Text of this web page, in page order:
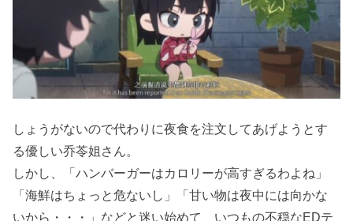
しょうがないので代わりに夜食を注文してあげようとす
る優しい乔苓姐さん。
しかし、「ハンバーガーはカロリーが高すぎるわよね」
「海鮮はちょっと危ないし」「甘い物は夜中には向かな
いから・・・」などと迷い始めて、いつもの不穏なEDテ